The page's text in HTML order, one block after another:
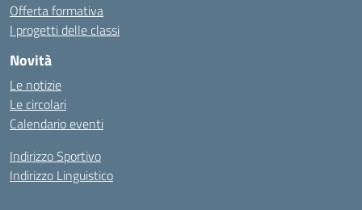
Offerta formativa
I progetti delle classi
Novità
Le notizie
Le circolari
Calendario eventi
Indirizzo Sportivo
Indirizzo Linguistico